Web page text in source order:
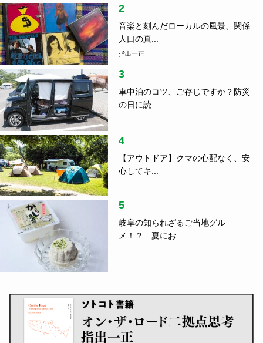
2
音楽と刻んだローカルの風景、関係
人口の真...
指出一正
3
車中泊のコツ、ご存じですか？防災
の日に読...
4
【アウトドア】クマの心配なく、安
心してキ...
5
岐阜の知られざるご当地グル
メ！？ 夏にお...